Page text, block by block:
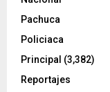
Pachuca
Policiaca
Principal (3,382)
Reportajes